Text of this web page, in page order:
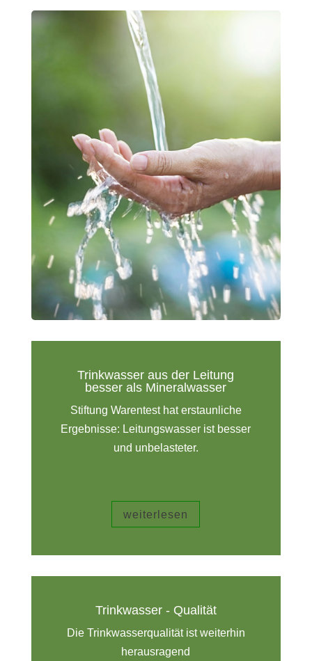
Trinkwasser aus der Leitung
besser als Mineralwasser
Stiftung Warentest hat erstaunliche
Ergebnisse: Leitungswasser ist besser
und unbelasteter.
weiterlesen
Trinkwasser - Qualität
Die Trinkwasserqualität ist weiterhin
herausragend